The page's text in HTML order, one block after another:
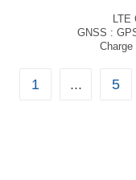
LTE
GNSS :
Prise
1 ... 5